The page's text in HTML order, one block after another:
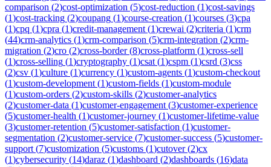
comparison (2)cost-optimization (5)cost-reduction (1)cost-savings
(1)cost-tracking (2)coupang (1)course-creation (1)courses (3)cpa
(1)cpq (1)cpra (1)credit-management (1)crewai (2)criteria (1)crm
(44)crm-analytics (1)crm-comparison (5)crm-integration (2)crm-
migration (2)cro (2)cross-border(8)cross-platform (1)cross-sell
(1)cross-selling (1)cryptography (1)csat (1)cspm (1)csrd (3)css
(2)csv (1)culture (1)currency (1)custom-agents (1)custom-checkout
(1)custom-development (1)custom-fields (1)custom-module
(1)custom-orders (2)custom-skills (2)customer-analytics
(2)customer-data (1)customer-engagement (3)customer-experience
(5)customer-health (1)customer-journey (1)customer-lifetime-value
(3)customer-retention (5)customer-satisfaction (1)customer-
segmentation (2)customer-service (7)customer-success (5)customer-
support (7)customization (5)customs (1)cutover(2)cx
(1)cybersecurity (14)daraz (1)dashboard (2)dashboards (16)data